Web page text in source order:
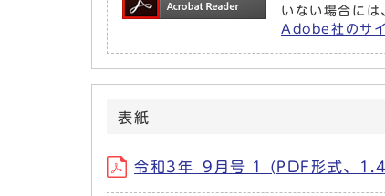
いない場合には
Adobe社のサ
表紙
令和3年_9月号 1 (PDF形式、